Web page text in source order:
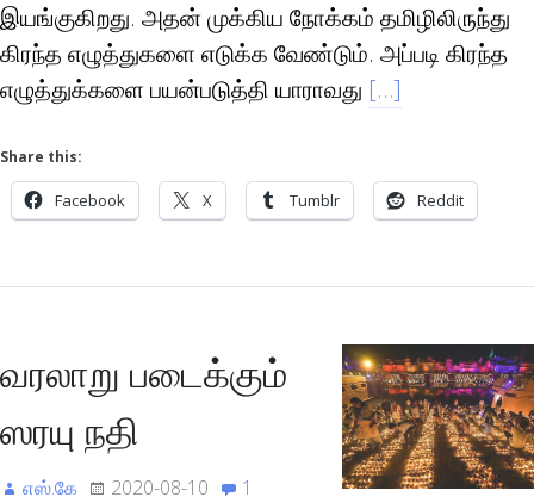
இயங்குகிறது. அதன் முக்கிய நோக்கம் தமிழிலிருந்து
கிரந்த எழுத்துகளை எடுக்க வேண்டும். அப்படி கிரந்த
எழுத்துக்களை பயன்படுத்தி யாராவது […]
Share this:
Facebook X Tumblr Reddit
வரலாறு படைக்கும்
ஸரயு நதி
எஸ்.கே 2020-08-10 1